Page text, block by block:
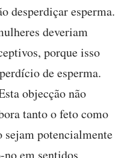
desperdiçar esperma.
deveriam
porque isso
de esperma.
objecção não
tanto o feto como
sejam potencialmente